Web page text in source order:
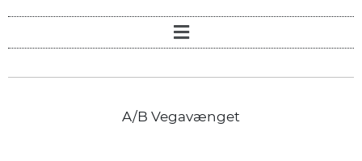
A/B Vegavænget